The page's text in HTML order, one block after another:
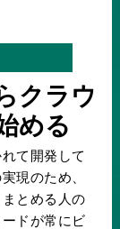
クラウ
める
て開発して
現のため、
とめる人の
ドが常にビ